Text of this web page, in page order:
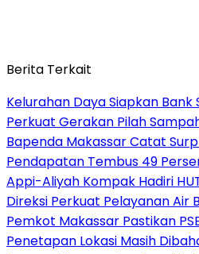
Berita Terkait
Kelurahan Daya Siapkan
Perkuat Gerakan Pilah
Bapenda Makassar Catat
Pendapatan Tembus 49
Appi-Aliyah Kompak Hadiri
Direksi Perkuat Pelayanan Air
Pemkot Makassar Pastikan
Penetapan Lokasi Masih